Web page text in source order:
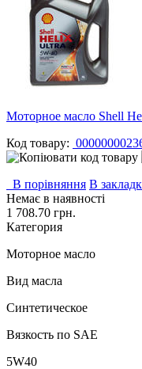
Моторное масло Shell
Код товару:
В порівняння В
Немає в наявності
1 708.70 грн.
Категория
Моторное масло
Вид масла
Синтетическое
Вязкость по SAE
5W40